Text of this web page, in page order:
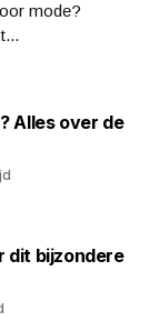
mode?
Alles over de
dit bijzondere